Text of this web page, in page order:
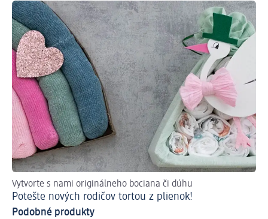
Vytvorte s nami originálneho bociana či dúhu
Potešte nových rodičov tortou z plienok!
Podobné produkty